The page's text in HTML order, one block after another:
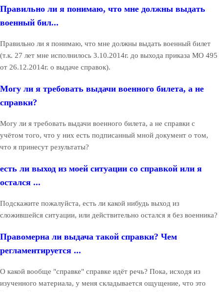
Правильно ли я понимаю, что мне должны выдать
военный бил...
Правильно ли я понимаю, что мне должны выдать военный билет
(т.к. 27 лет мне исполнилось 3.10.2014г. до выхода приказа МО 495
от 26.12.2014г. о выдаче справок).
Могу ли я требовать выдачи военного билета, а не
справки?
Могу ли я требовать выдачи военного билета, а не справки с
учётом того, что у них есть подписанный мной документ о том,
что я принесут результаты?
есть ли выход из моей ситуации со справкой или я
остался ...
Подскажите пожалуйста, есть ли какой нибудь выход из
сложившейся ситуации, или действительно остался я без военника?
Правомерна ли выдача такой справки? Чем
регламентируется ...
О какой вообще "справке" справке идёт речь? Пока, исходя из
изученного материала, у меня складывается ощущение, что это